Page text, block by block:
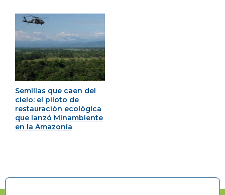
Semillas que caen del
cielo: el piloto de
restauración ecológica
que lanzó Minambiente
en la Amazonía